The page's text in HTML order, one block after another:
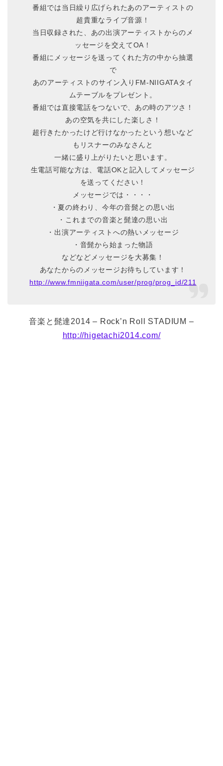
番組では当日繰り広げられたあのアーティストの
超貴重なライブ音源！
当日収録された、あの出演アーティストからのメ
ッセージを交えてOA！
番組にメッセージを送ってくれた方の中から抽選
で
あのアーティストのサイン入りFM-NIIGATAタイ
ムテーブルをプレゼント。
番組では直接電話をつないで、あの時のアツさ！
あの空気を共にした楽しさ！
超行きたかったけど行けなかったという想いなど
もリスナーのみなさんと
一緒に盛り上がりたいと思います。
生電話可能な方は、電話OKと記入してメッセージ
を送ってください！
メッセージでは・・・・
・夏の終わり、今年の音髭との思い出
・これまでの音楽と髭達の思い出
・出演アーティストへの熱いメッセージ
・音髭から始まった物語
などなどメッセージを大募集！
あなたからのメッセージお待ちしています！
http://www.fmniigata.com/user/prog/prog_id/211
音楽と髭達2014 – Rock’n Roll STADIUM –
http://higetachi2014.com/